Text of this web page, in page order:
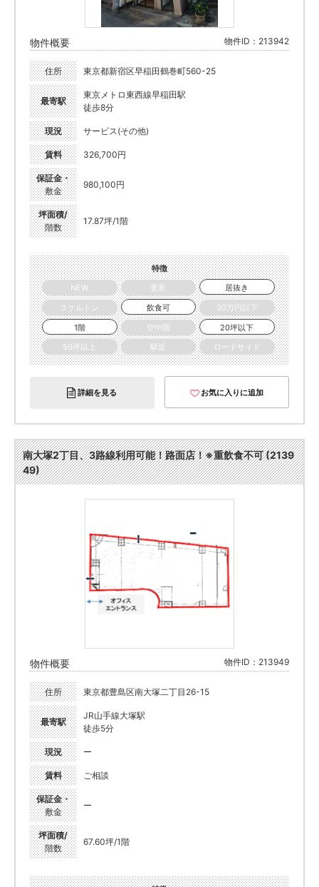
物件概要 物件ID：213942
住所 東京都新宿区早稲田鶴巻町560-25
最寄駅
東京メトロ東西線早稲田駅
徒歩8分
現況 サービス(その他)
賃料 326,700円
保証金・
敷金
980,100円
坪面積/
階数
17.87坪/1階
特徴
NEW
更新
居抜き
スケルトン
飲食可
30万円以下
1階
空中階
20坪以下
50坪以上
駅近 ロードサイド
詳細を見る お気に入りに追加
南大塚2丁目、3路線利用可能！路面店！※重飲食不可 (2139
49)
物件概要 物件ID：213949
住所 東京都豊島区南大塚二丁目26-15
最寄駅
JR山手線大塚駅
徒歩5分
現況 ー
賃料 ご相談
保証金・
敷金
ー
坪面積/
階数
67.60坪/1階